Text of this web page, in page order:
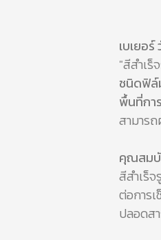
เบเยอ
"สีสำเ
ชนิดฟิ
พื้นที่กา
สามาร
คุณสม
สีสำเร็
ต่อการ
ปลอดส